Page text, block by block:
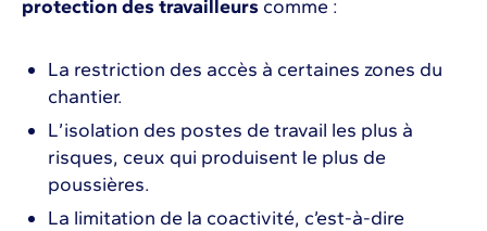
protection des travailleurs comme :
La restriction des accès à certaines zones du
chantier.
L’isolation des postes de travail les plus à
risques, ceux qui produisent le plus de
poussières.
La limitation de la coactivité, c’est-à-dire